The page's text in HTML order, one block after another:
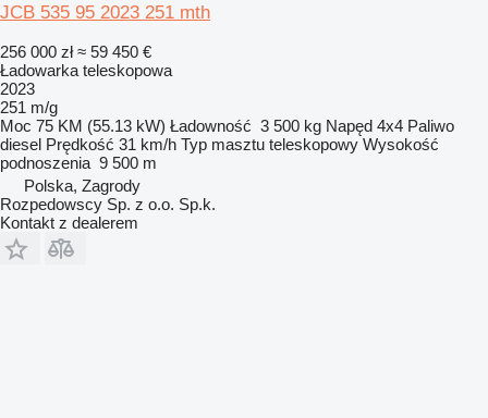
JCB 535 95 2023 251 mth
256 000 zł ≈ 59 450 €
Ładowarka teleskopowa
2023
251 m/g
Moc 75 KM (55.13 kW) Ładowność 3 500 kg Napęd 4x4 Paliwo
diesel Prędkość 31 km/h Typ masztu teleskopowy Wysokość
podnoszenia 9 500 m
Polska, Zagrody
Rozpedowscy Sp. z o.o. Sp.k.
Kontakt z dealerem